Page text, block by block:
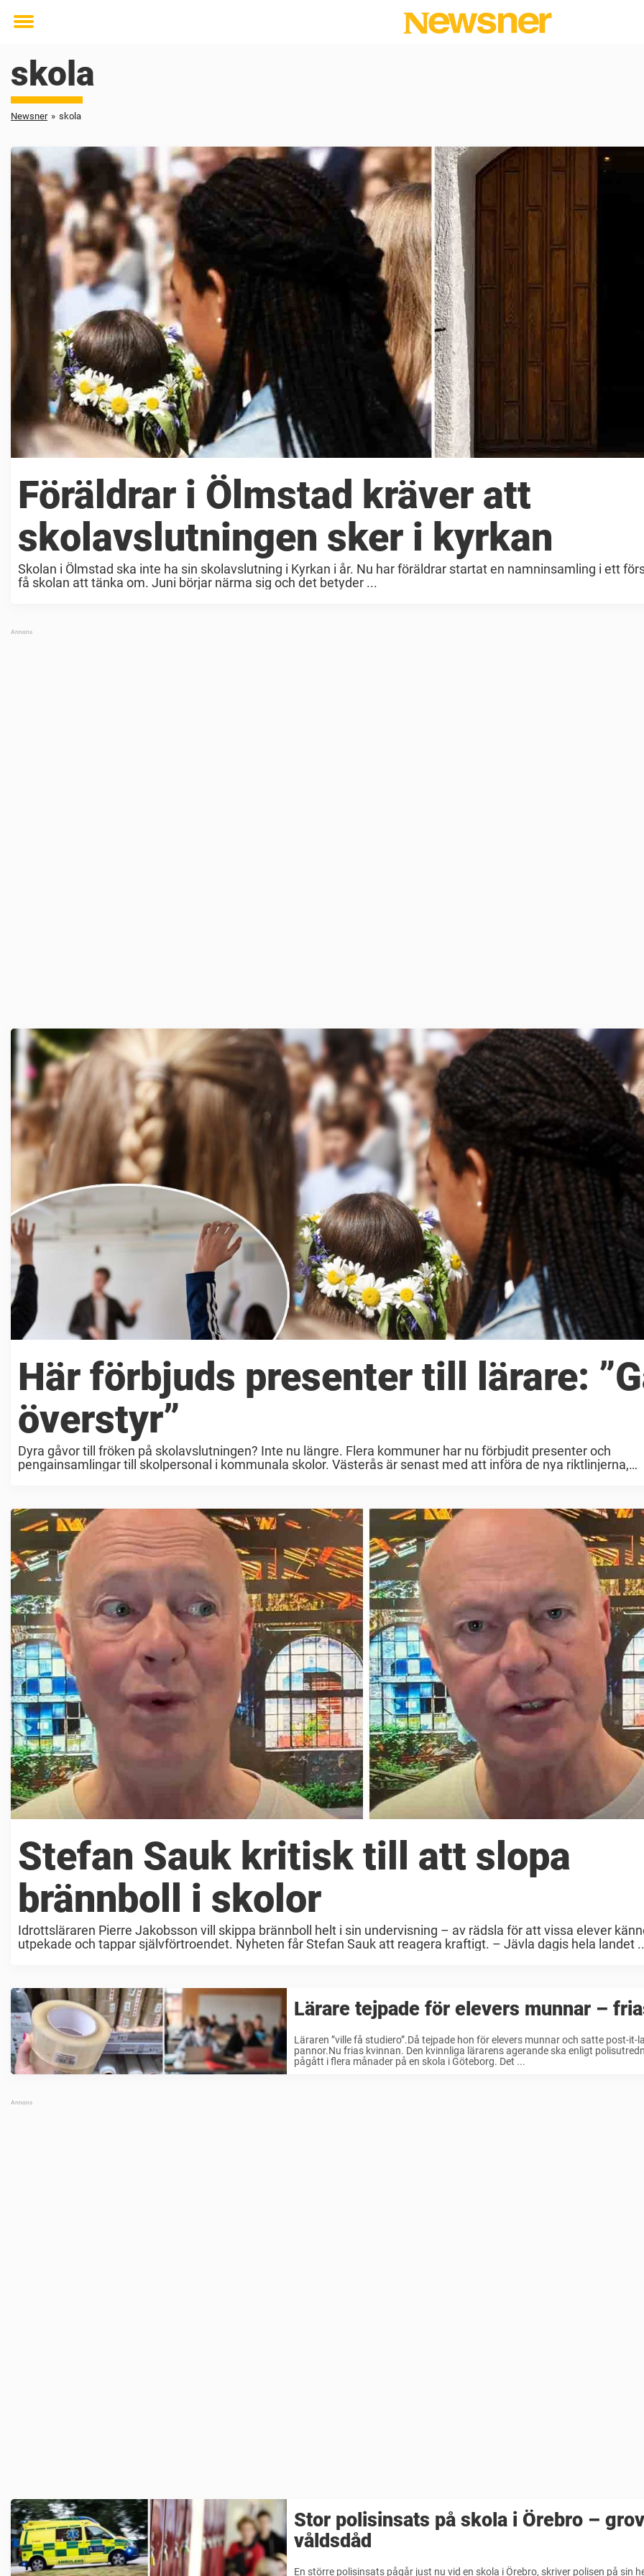
Toggle
skola
Newsner » skola
Föräldrar i Ölmstad kräver att
skolavslutningen sker i kyrkan
Skolan i Ölmstad ska inte ha sin skolavslutning i Kyrkan i år. Nu har föräldrar startat en namninsamling i ett
få skolan att tänka om. Juni börjar närma sig och det betyder ...
Här förbjuds presenter till lärare:
överstyr”
Dyra gåvor till fröken på skolavslutningen? Inte nu längre. Flera kommuner har nu förbjudit presenter och
pengainsamlingar till skolpersonal i kommunala skolor. Västerås är senast med att införa de nya riktlinjerna,
Stefan Sauk kritisk till att slopa
brännboll i skolor
Idrottsläraren Pierre Jakobsson vill skippa brännboll helt i sin undervisning – av rädsla för att vissa elever
utpekade och tappar självförtroendet. Nyheten får Stefan Sauk att reagera kraftigt. – Jävla dagis hela landet
Lärare tejpade för elevers munnar –
Läraren ”ville få studiero”.Då tejpade hon för elevers munnar och satte post-it-
pannor.Nu frias kvinnan. Den kvinnliga lärarens agerande ska enligt
pågått i flera månader på en skola i Göteborg. Det ...
Stor polisinsats på skola i Örebro –
våldsdåd
En större polisinsats pågår just nu vid en skola i Örebro, skriver polisen på sin